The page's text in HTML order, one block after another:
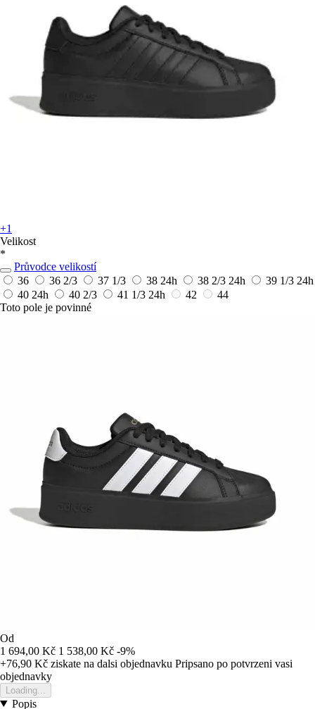
+1
Velikost
*
Průvodce velikostí
36
36 2/3 37 1/3 38 24h 38 2/3 24h 39 1/3 24h
40 24h 40 2/3 41 1/3 24h 42
44
Toto pole je povinné
Od
1 694,00 Kč 1 538,00 Kč -9%
+76,90 Kč ziskate na dalsi objednavku Pripsano po potvrzeni vasi
objednavky
Loading...
Popis